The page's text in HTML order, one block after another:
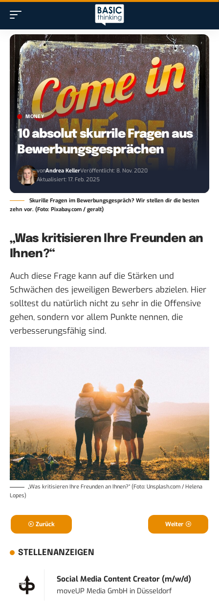
MONEY
10 absolut skurrile Fragen aus
Bewerbungsgesprächen
vonAndrea KellerVeröffentlicht: 8. Nov. 2020
Aktualisiert: 17. Feb. 2025
Skurille Fragen im Bewerbungsgespräch? Wir stellen dir die besten
zehn vor. (Foto: Pixabay.com / geralt)
„Was kritisieren Ihre Freunden an
Ihnen?“
Auch diese Frage kann auf die Stärken und
Schwächen des jeweiligen Bewerbers abzielen. Hier
solltest du natürlich nicht zu sehr in die Offensive
gehen, sondern vor allem Punkte nennen, die
verbesserungsfähig sind.
„Was kritisieren Ihre Freunden an Ihnen?“ (Foto: Unsplash.com / Helena
Lopes)
Zurück Weiter
STELLENANZEIGEN
Social Media Content Creator (m/w/d)
moveUP Media GmbH in Düsseldorf